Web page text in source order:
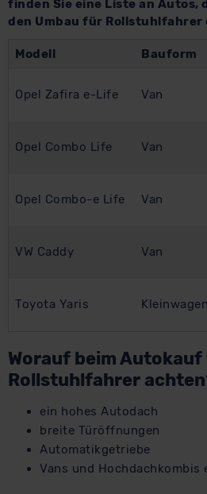
finden Sie eine Liste an Autos,
den Umbau für Rollstuhlfahrer
Modell Bauform
Opel Zafira e-Life Van
Opel Combo Life Van
Opel Combo-e Life Van
VW Caddy Van
Toyota Yaris Kleinwagen
Worauf beim
Rollstuhlfahrer
ein hohes Autodach
breite Türöffnungen
Automatikgetriebe
Vans und Hochdachkombis